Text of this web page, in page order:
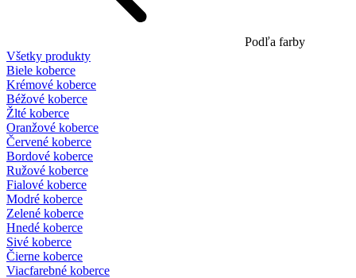
Podľa farby
Všetky produkty
Biele koberce
Krémové koberce
Béžové koberce
Žlté koberce
Oranžové koberce
Červené koberce
Bordové koberce
Ružové koberce
Fialové koberce
Modré koberce
Zelené koberce
Hnedé koberce
Sivé koberce
Čierne koberce
Viacfarebné koberce